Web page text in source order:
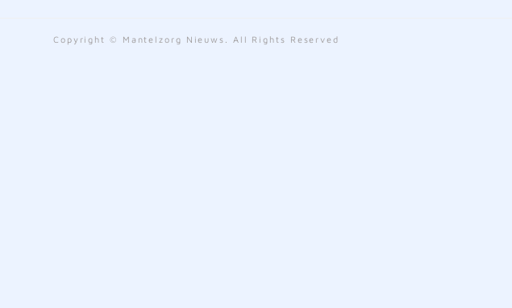
Copyright © Mantelzorg Nieuws. All Rights Reserved